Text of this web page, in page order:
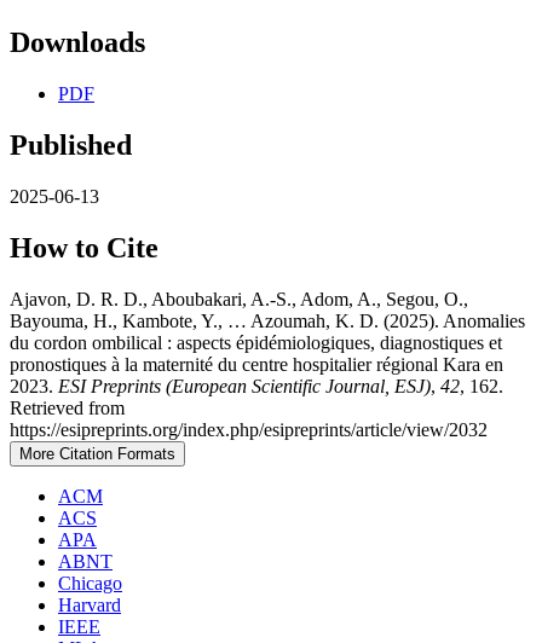
Downloads
PDF
Published
2025-06-13
How to Cite
Ajavon, D. R. D., Aboubakari, A.-S., Adom, A., Segou, O.,
Bayouma, H., Kambote, Y., … Azoumah, K. D. (2025). Anomalies
du cordon ombilical : aspects épidémiologiques, diagnostiques et
pronostiques à la maternité du centre hospitalier régional Kara en
2023. ESI Preprints (European Scientific Journal, ESJ), 42, 162.
Retrieved from
https://esipreprints.org/index.php/esipreprints/article/view/2032
More Citation Formats
ACM
ACS
APA
ABNT
Chicago
Harvard
IEEE